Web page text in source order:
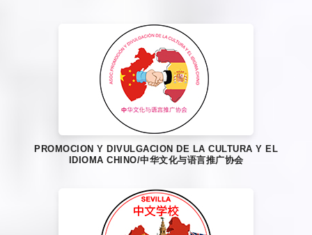
PROMOCION Y DIVULGACION DE LA CULTURA Y EL
IDIOMA CHINO/中华文化与语言推广协会